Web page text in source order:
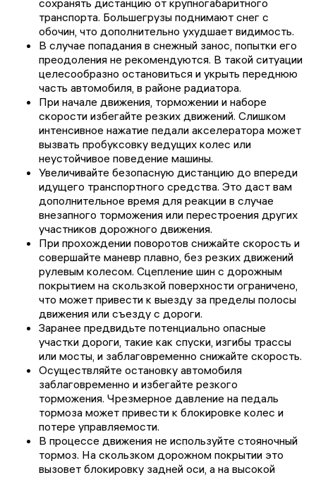
транспорта. Большегрузы поднимают снег с
обочин, что дополнительно ухудшает видимость.
В случае попадания в снежный занос, попытки его
преодоления не рекомендуются. В такой ситуации
целесообразно остановиться и укрыть переднюю
часть автомобиля, в районе радиатора.
При начале движения, торможении и наборе
скорости избегайте резких движений. Слишком
интенсивное нажатие педали акселератора может
вызвать пробуксовку ведущих колес или
неустойчивое поведение машины.
Увеличивайте безопасную дистанцию до впереди
идущего транспортного средства. Это даст вам
дополнительное время для реакции в случае
внезапного торможения или перестроения других
участников дорожного движения.
При прохождении поворотов снижайте скорость и
совершайте маневр плавно, без резких движений
рулевым колесом. Сцепление шин с дорожным
покрытием на скользкой поверхности ограничено,
что может привести к выезду за пределы полосы
движения или съезду с дороги.
Заранее предвидьте потенциально опасные
участки дороги, такие как спуски, изгибы трассы
или мосты, и заблаговременно снижайте скорость.
Осуществляйте остановку автомобиля
заблаговременно и избегайте резкого
торможения. Чрезмерное давление на педаль
тормоза может привести к блокировке колес и
потере управляемости.
В процессе движения не используйте стояночный
тормоз. На скользком дорожном покрытии это
вызовет блокировку задней оси, а на высокой